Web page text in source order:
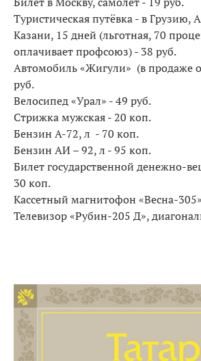
Туристическая путёвка - в Грузию,
Казани, 15 дней (льготная, 70
оплачивает профсоюз) - 38 руб.
Автомобиль «Жигули» (в продаже
руб.
Велосипед «Урал» - 49 руб.
Стрижка мужская - 20 коп.
Бензин А-72, л - 70 коп.
Бензин АИ – 92, л - 95 коп.
Билет государственной денежно-
30 коп.
Кассетный магнитофон «Весна-
Телевизор «Рубин-205 Д»,